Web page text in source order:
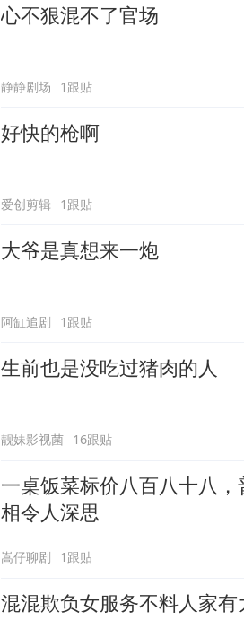
心不狠混不了官场
静静剧场 1跟贴
好快的枪啊
爱创剪辑 1跟贴
大爷是真想来一炮
阿缸追剧 1跟贴
生前也是没吃过猪肉的人
靓妹影视菌 16跟贴
一桌饭菜标价八百八十八
相令人深思
嵩仔聊剧 1跟贴
混混欺负女服务不料人家有